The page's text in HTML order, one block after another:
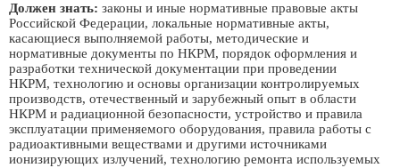
Должен знать: законы и иные нормативные правовые акты
Российской Федерации, локальные нормативные акты,
касающиеся выполняемой работы, методические и
нормативные документы по НКРМ, порядок оформления и
разработки технической документации при проведении
НКРМ, технологию и основы организации контролируемых
производств, отечественный и зарубежный опыт в области
НКРМ и радиационной безопасности, устройство и правила
эксплуатации применяемого оборудования, правила работы с
радиоактивными веществами и другими источниками
ионизирующих излучений, технологию ремонта используемых